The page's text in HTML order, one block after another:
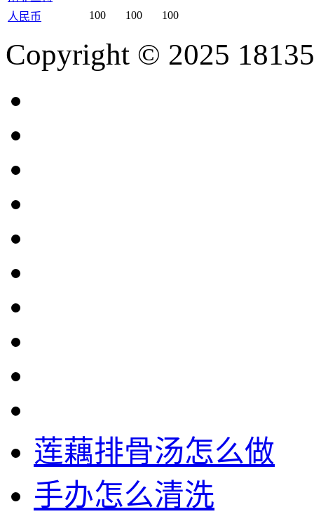
人民币
100 100 100
Copyright © 2025
莲藕排骨汤怎么做
手办怎么清洗